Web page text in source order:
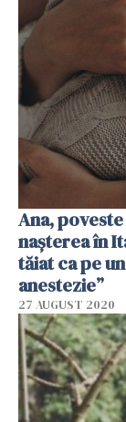
Ana,
naşterea în
tăiat ca pe
anestezie”
27 AUGUST 2020